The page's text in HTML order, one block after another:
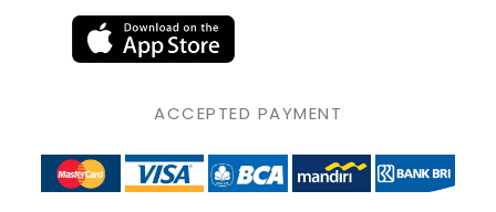
ACCEPTED PAYMENT